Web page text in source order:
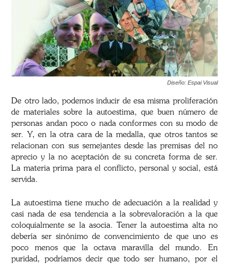
Diseño: Espai Visual
De otro lado, podemos inducir de esa misma proliferación
de materiales sobre la autoestima, que buen número de
personas andan poco o nada conformes con su modo de
ser. Y, en la otra cara de la medalla, que otros tantos se
relacionan con sus semejantes desde las premisas del no
aprecio y la no aceptación de su concreta forma de ser.
La materia prima para el conflicto, personal y social, está
servida.
La autoestima tiene mucho de adecuación a la realidad y
casi nada de esa tendencia a la sobrevaloración a la que
coloquialmente se la asocia. Tener la autoestima alta no
debería ser sinónimo de convencimiento de que uno es
poco menos que la octava maravilla del mundo. En
puridad, podríamos decir que todo ser humano, por el